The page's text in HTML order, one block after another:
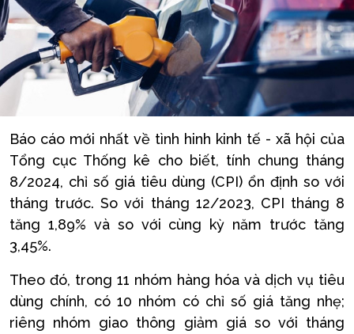
Báo cáo mới nhất về tình hinh kinh tế - xã hội của
Tổng cục Thống kê cho biết, tính chung tháng
8/2024, chỉ số giá tiêu dùng (CPI) ổn định so với
tháng trước. So với tháng 12/2023, CPI tháng 8
tăng 1,89% và so với cùng kỳ năm trước tăng
3,45%.
Theo đó, trong 11 nhóm hàng hóa và dịch vụ tiêu
dùng chính, có 10 nhóm có chỉ số giá tăng nhẹ;
riêng nhóm giao thông giảm giá so với tháng